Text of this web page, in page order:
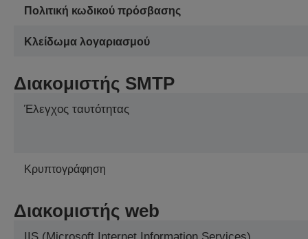
Πολιτική κωδικού πρόσβασης
Κλείδωμα λογαριασμού
Διακομιστής SMTP
Έλεγχος ταυτότητας
Κρυπτογράφηση
Διακομιστής web